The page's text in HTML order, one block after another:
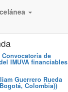
Convocatoria de
IMUVA financiables
Guerrero Rueda
Colombia))